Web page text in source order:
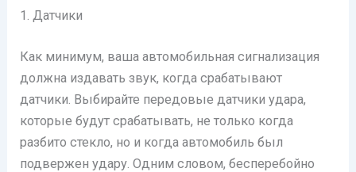
1. Датчики
Как минимум, ваша автомобильная сигнализация
должна издавать звук, когда срабатывают
датчики. Выбирайте передовые датчики удара,
которые будут срабатывать, не только когда
разбито стекло, но и когда автомобиль был
подвержен удару. Одним словом, бесперебойно